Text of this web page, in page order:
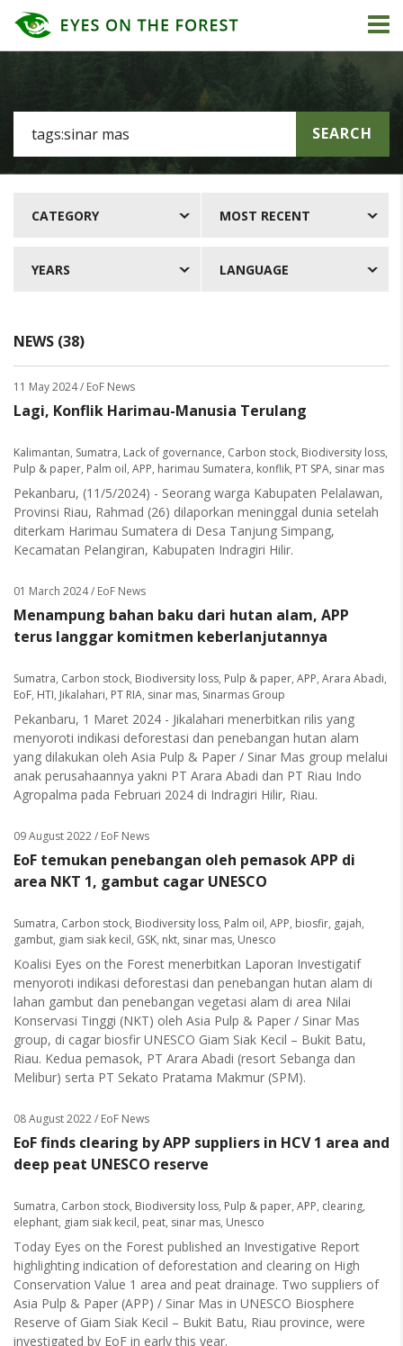
SEARCH
CATEGORY MOST RECENT
YEARS LANGUAGE
NEWS (38)
11 May 2024/ EoF News
Lagi, Konflik Harimau-Manusia Terulang
Kalimantan, Sumatra, Lack of governance, Carbon stock, Biodiversity loss,
Pulp & paper, Palm oil, APP, harimau Sumatera, konflik, PT SPA, sinar mas
Pekanbaru, (11/5/2024) - Seorang warga Kabupaten Pelalawan,
Provinsi Riau, Rahmad (26) dilaporkan meninggal dunia setelah
diterkam Harimau Sumatera di Desa Tanjung Simpang,
Kecamatan Pelangiran, Kabupaten Indragiri Hilir.
01 March 2024/ EoF News
Menampung bahan baku dari hutan alam, APP
terus langgar komitmen keberlanjutannya
Sumatra, Carbon stock, Biodiversity loss, Pulp & paper, APP, Arara Abadi,
EoF, HTI, Jikalahari, PT RIA, sinar mas, Sinarmas Group
Pekanbaru, 1 Maret 2024 - Jikalahari menerbitkan rilis yang
menyoroti indikasi deforestasi dan penebangan hutan alam
yang dilakukan oleh Asia Pulp & Paper / Sinar Mas group melalui
anak perusahaannya yakni PT Arara Abadi dan PT Riau Indo
Agropalma pada Februari 2024 di Indragiri Hilir, Riau.
09 August 2022/ EoF News
EoF temukan penebangan oleh pemasok APP di
area NKT 1, gambut cagar UNESCO
Sumatra, Carbon stock, Biodiversity loss, Palm oil, APP, biosfir, gajah,
gambut, giam siak kecil, GSK, nkt, sinar mas, Unesco
Koalisi Eyes on the Forest menerbitkan Laporan Investigatif
menyoroti indikasi deforestasi dan penebangan hutan alam di
lahan gambut dan penebangan vegetasi alam di area Nilai
Konservasi Tinggi (NKT) oleh Asia Pulp & Paper / Sinar Mas
group, di cagar biosfir UNESCO Giam Siak Kecil – Bukit Batu,
Riau. Kedua pemasok, PT Arara Abadi (resort Sebanga dan
Melibur) serta PT Sekato Pratama Makmur (SPM).
08 August 2022/ EoF News
EoF finds clearing by APP suppliers in HCV 1 area and
deep peat UNESCO reserve
Sumatra, Carbon stock, Biodiversity loss, Pulp & paper, APP, clearing,
elephant, giam siak kecil, peat, sinar mas, Unesco
Today Eyes on the Forest published an Investigative Report
highlighting indication of deforestation and clearing on High
Conservation Value 1 area and peat drainage. Two suppliers of
Asia Pulp & Paper (APP) / Sinar Mas in UNESCO Biosphere
Reserve of Giam Siak Kecil – Bukit Batu, Riau province, were
investigated by EoF in early this year.